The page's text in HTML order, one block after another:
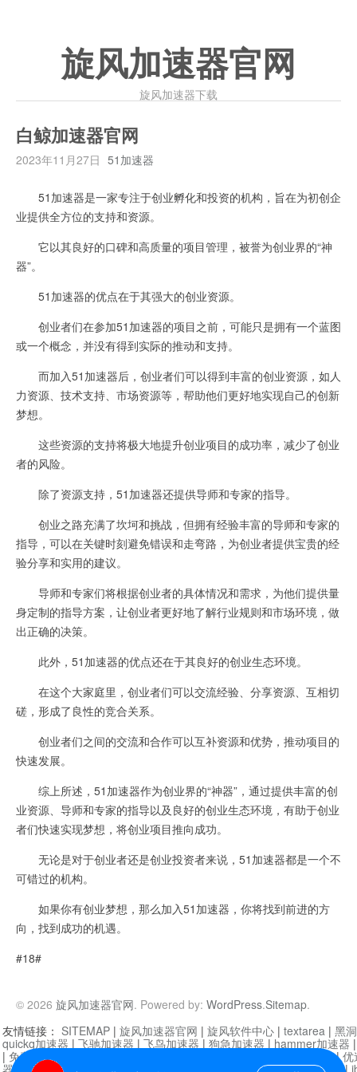
旋风加速器官网
旋风加速器下载
白鲸加速器官网
2023年11月27日 51加速器
51加速器是一家专注于创业孵化和投资的机构，旨在为初创企
业提供全方位的支持和资源。
它以其良好的口碑和高质量的项目管理，被誉为创业界的“神
器”。
51加速器的优点在于其强大的创业资源。
创业者们在参加51加速器的项目之前，可能只是拥有一个蓝图
或一个概念，并没有得到实际的推动和支持。
而加入51加速器后，创业者们可以得到丰富的创业资源，如人
力资源、技术支持、市场资源等，帮助他们更好地实现自己的创新
梦想。
这些资源的支持将极大地提升创业项目的成功率，减少了创业
者的风险。
除了资源支持，51加速器还提供导师和专家的指导。
创业之路充满了坎坷和挑战，但拥有经验丰富的导师和专家的
指导，可以在关键时刻避免错误和走弯路，为创业者提供宝贵的经
验分享和实用的建议。
导师和专家们将根据创业者的具体情况和需求，为他们提供量
身定制的指导方案，让创业者更好地了解行业规则和市场环境，做
出正确的决策。
此外，51加速器的优点还在于其良好的创业生态环境。
在这个大家庭里，创业者们可以交流经验、分享资源、互相切
磋，形成了良性的竞合关系。
创业者们之间的交流和合作可以互补资源和优势，推动项目的
快速发展。
综上所述，51加速器作为创业界的“神器”，通过提供丰富的创
业资源、导师和专家的指导以及良好的创业生态环境，有助于创业
者们快速实现梦想，将创业项目推向成功。
无论是对于创业者还是创业投资者来说，51加速器都是一个不
可错过的机构。
如果你有创业梦想，那么加入51加速器，你将找到前进的方
向，找到成功的机遇。
#18#
© 2026 旋风加速器官网. Powered by: WordPress.Sitemap.
友情链接： SITEMAP | 旋风加速器官网 | 旋风软件中心 | textarea | 黑
quickq加速器 | 飞驰加速器 | 飞鸟加速器 | 狗急加速器 | hammer加速器
| 免费vqn加速外网 迷雾通|优